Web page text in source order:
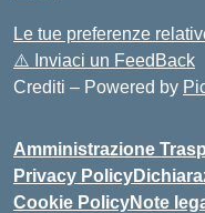
Le tue preferenze
⚠️ Inviaci un FeedBack
Crediti – Powered by
Amministrazione
Privacy Policy
Cookie PolicyNote